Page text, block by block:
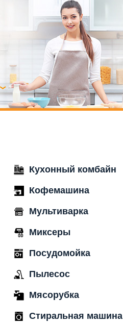
Кухонный комбайн
Кофемашина
Мультиварка
Миксеры
Посудомойка
Пылесос
Мясорубка
Стиральная машина